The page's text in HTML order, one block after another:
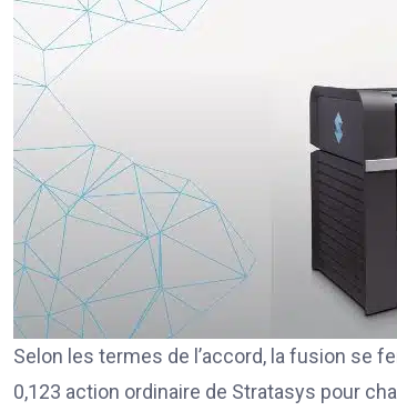
Selon les termes de l’accord, la fusion se
0,123 action ordinaire de Stratasys pour